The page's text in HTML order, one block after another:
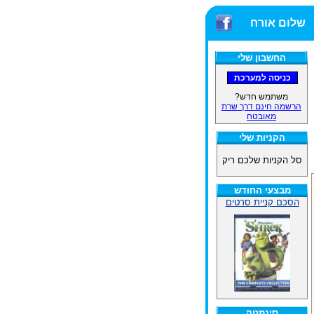
שלום אורח
החשבון שלי
משתמש חדש?
הרשמה חינם דרך שרת
מאובטח
הקניות שלי
סל הקניות שלכם ריק
מבצעי החודש
הסכם קניית סרטים